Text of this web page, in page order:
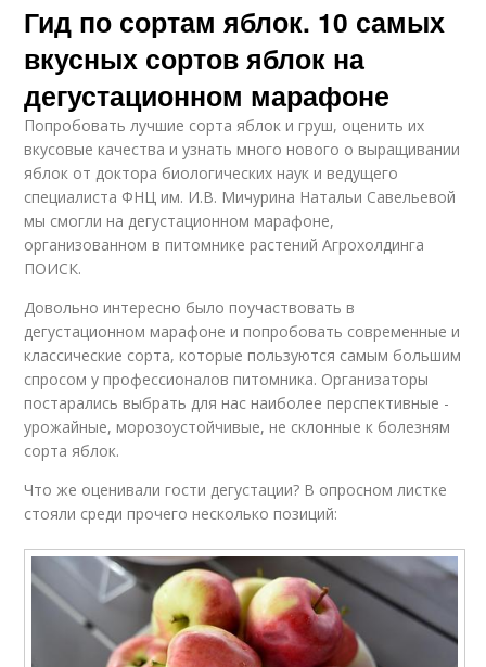
Сочный сорт Летние груши
Летняя забава Летняя красавица
Летний сорт
Гид по сортам яблок. 10 самых
вкусных сортов яблок на
дегустационном марафоне
Попробовать лучшие сорта яблок и груш, оценить их
вкусовые качества и узнать много нового о выращивании
яблок от доктора биологических наук и ведущего
специалиста ФНЦ им. И.В. Мичурина Натальи Савельевой
мы смогли на дегустационном марафоне,
организованном в питомнике растений Агрохолдинга
ПОИСК.
Довольно интересно было поучаствовать в
дегустационном марафоне и попробовать современные и
классические сорта, которые пользуются самым большим
спросом у профессионалов питомника. Организаторы
постарались выбрать для нас наиболее перспективные -
урожайные, морозоустойчивые, не склонные к болезням
сорта яблок.
Что же оценивали гости дегустации? В опросном листке
стояли среди прочего несколько позиций: